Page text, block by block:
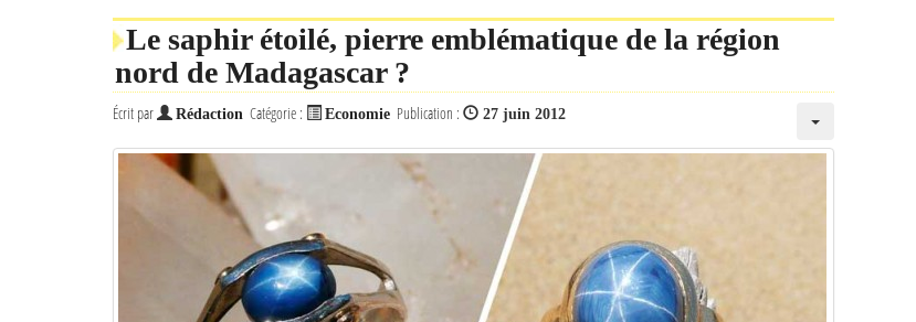
Le saphir étoilé, pierre emblématique de la région
nord de Madagascar ?
Écrit par Rédaction Catégorie : Economie Publication : 27 juin 2012